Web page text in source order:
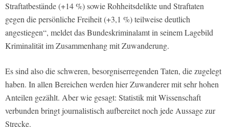
Straftatbestände (+14 %) sowie Rohheitsdelikte und Straftaten
gegen die persönliche Freiheit (+3,1 %) teilweise deutlich
angestiegen“, meldet das Bundeskriminalamt in seinem Lagebild
Kriminalität im Zusammenhang mit Zuwanderung.
Es sind also die schweren, besorgniserregenden Taten, die zugelegt
haben. In allen Bereichen werden hier Zuwanderer mit sehr hohen
Anteilen gezählt. Aber wie gesagt: Statistik mit Wissenschaft
verbunden bringt journalistisch aufbereitet noch jede Aussage zur
Strecke.